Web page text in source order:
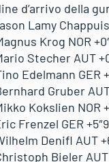
d’arrivo della
Lamy
Krog NOR
Stecher AUT
Edelmann GER
Gruber AUT
Kokslien NOR
Frenzel GER +5″9
Denifl AUT
Bieler AUT